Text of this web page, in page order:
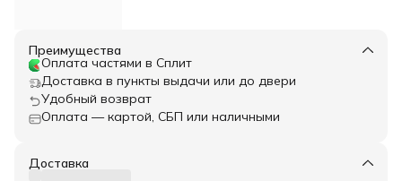
Преимущества
Оплата частями в Сплит
Доставка в пункты выдачи или до двери
Удобный возврат
Оплата — картой, СБП или наличными
Доставка